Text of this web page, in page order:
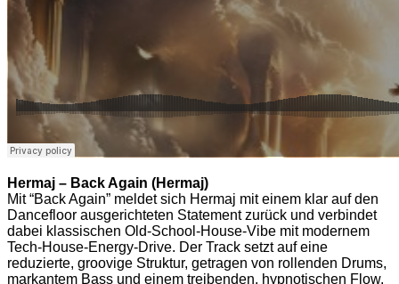
Hermaj – Back Again (Hermaj)
Mit “Back Again” meldet sich Hermaj mit einem klar auf den
Dancefloor ausgerichteten Statement zurück und verbindet
dabei klassischen Old-School-House-Vibe mit modernem
Tech-House-Energy-Drive. Der Track setzt auf eine
reduzierte, groovige Struktur, getragen von rollenden Drums,
markantem Bass und einem treibenden, hypnotischen Flow.